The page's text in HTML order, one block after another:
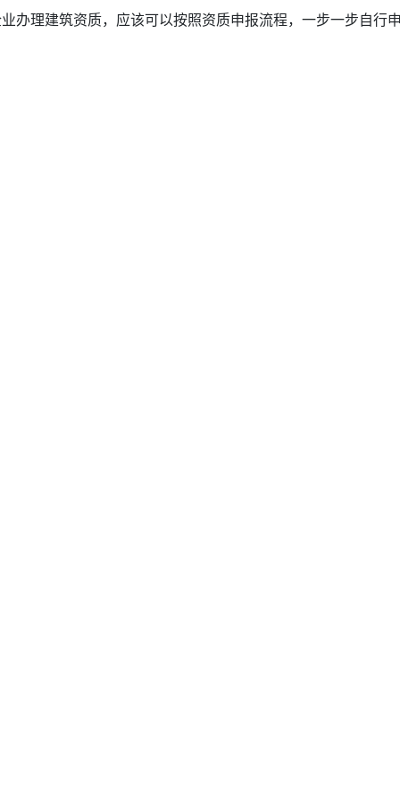
办理建筑资质，应该可以按照资质申报流程，一步一步自行